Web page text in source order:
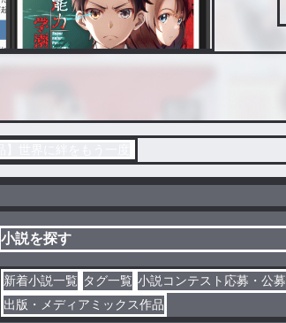
小説を探す
新着小説一覧 タグ一覧 小説コンテスト応募・公募
出版・メディアミックス作品